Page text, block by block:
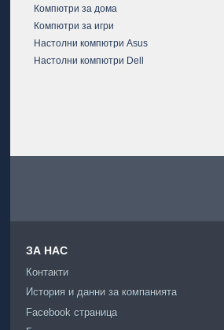
Компютри за дома
Компютри за игри
Настолни компютри Asus
Настолни компютри Dell
ЗА НАС
Контакти
История и данни за компанията
Facebook страница